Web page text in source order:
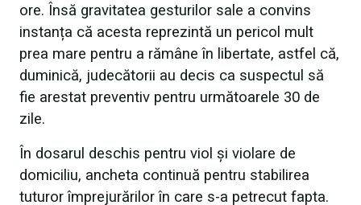
ore. Însă gravitatea gesturilor sale a convins
instanța că acesta reprezintă un pericol mult
prea mare pentru a rămâne în libertate, astfel că,
duminică, judecătorii au decis ca suspectul să
fie arestat preventiv pentru următoarele 30 de
zile.
În dosarul deschis pentru viol și violare de
domiciliu, ancheta continuă pentru stabilirea
tuturor împrejurărilor în care s-a petrecut fapta.